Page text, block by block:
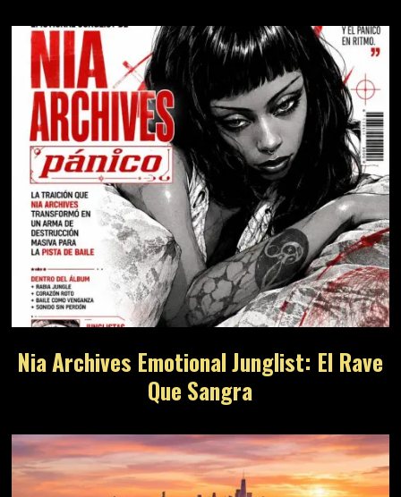
Nia Archives Emotional Junglist: El Rave
Que Sangra